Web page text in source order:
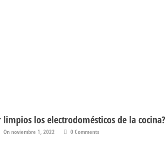
los electrodomésticos de la
On noviembre 1, 2022 0 Comments